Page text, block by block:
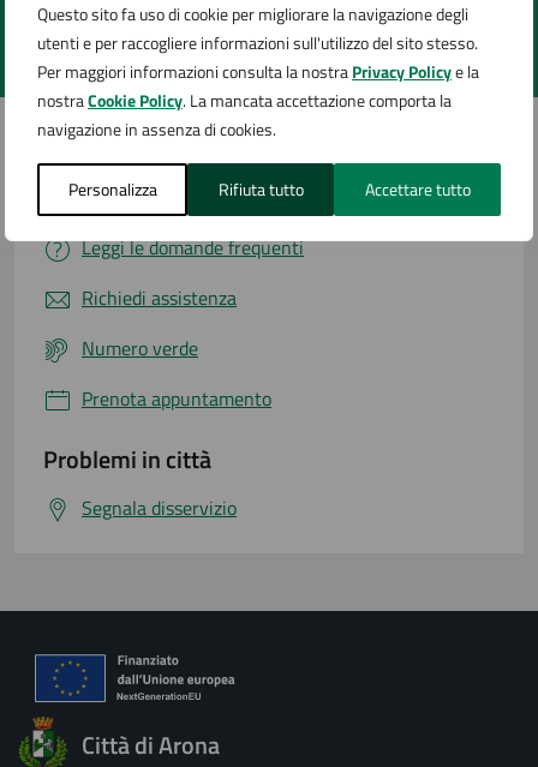
Questo sito fa uso di cookie per migliorare la navigazione degli
utenti e per raccogliere informazioni sull'utilizzo del sito stesso.
Per maggiori informazioni consulta la nostraPrivacy Policye la
nostraCookie Policy. La mancata accettazione comporta la
navigazione in assenza di cookies.
Personalizza Rifiuta tutto Accettare tutto
Valuta 5 stelle su 5
Valuta 4 stelle su 5
Valuta 3 stelle su 5
Valuta 2 stelle su 5
Valuta 1 stelle su 5
Contatta il comune
Leggi le domande frequenti
Richiedi assistenza
Numero verde
Prenota appuntamento
Problemi in città
Segnala disservizio
Città di Arona